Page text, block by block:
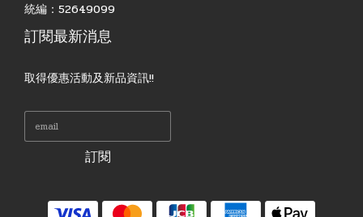
統編：52649099
訂閱最新消息
取得優惠活動及新品資訊!!
訂閱